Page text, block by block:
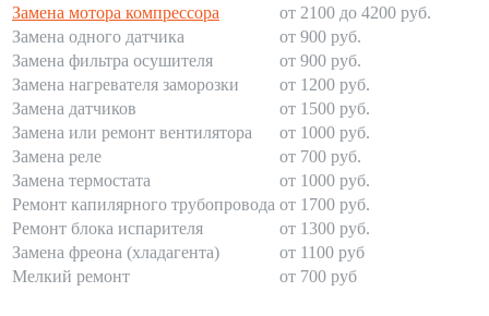
Замена мотора компрессора
от 2100 до 4200 руб.
Замена одного датчика
от 900 руб.
Замена фильтра осушителя
от 900 руб.
Замена нагревателя заморозки
от 1200 руб.
Замена датчиков
от 1500 руб.
Замена или ремонт вентилятора
от 1000 руб.
Замена реле
от 700 руб.
Замена термостата
от 1000 руб.
Ремонт капилярного трубопровода от 1700 руб.
Ремонт блока испарителя
от 1300 руб.
Замена фреона (хладагента)
от 1100 руб
Мелкий ремонт
от 700 руб